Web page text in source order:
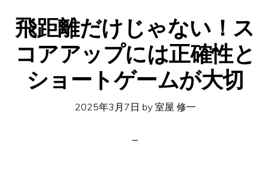
屋
修
飛距離だけじゃない！ス
コアアップには正確性と
ショートゲームが大切
2025年3月7日 by 室屋 修一